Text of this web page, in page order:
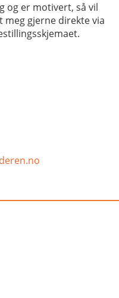
og er motivert, så vil
meg gjerne direkte via